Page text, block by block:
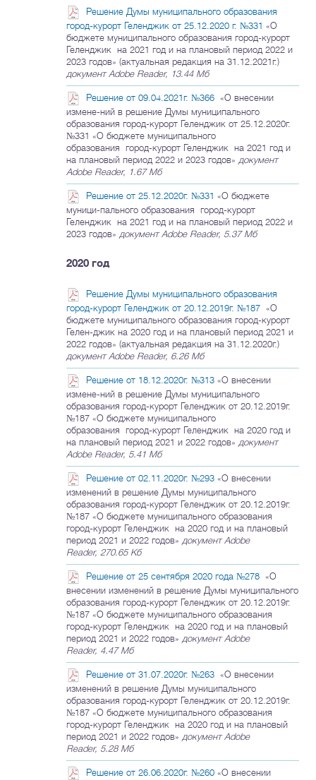
Решение Думы муниципального образования
город-курорт Геленджик от 25.12.2020 г. №331 «О
бюджете муниципального образования город-курорт
Геленджик на 2021 год и на плановый период 2022 и
2023 годов» (актуальная редакция на 31.12.2021г.)
документ Adobe Reader, 13.44 Мб
Решение от 09.04.2021г. №366 «О внесении
измене-ний в решение Думы муниципального
образования город-курорт Геленджик от 25.12.2020г.
№331 «О бюджете муниципального
образования город-курорт Геленджик на 2021 год и
на плановый период 2022 и 2023 годов» документ
Adobe Reader, 1.67 Мб
Решение от 25.12.2020г. №331 «О бюджете
муници-пального образования город-курорт
Геленджик на 2021 год и на плановый период 2022 и
2023 годов» документ Adobe Reader, 5.37 Мб
2020 год
Решение Думы муниципального образования
город-курорт Геленджик от 20.12.2019г. №187 «О
бюджете муниципального образования город-курорт
Гелен-джик на 2020 год и на плановый период 2021 и
2022 годов» (актуальная редакция на 31.12.2020г.)
документ Adobe Reader, 6.26 Мб
Решение от 18.12.2020г. №313 «О внесении
измене-ний в решение Думы муниципального
образования город-курорт Геленджик от 20.12.2019г.
№187 «О бюджете муниципального
образования город-курорт Геленджик на 2020 год и
на плановый период 2021 и 2022 годов» документ
Adobe Reader, 5.41 Мб
Решение от 02.11.2020г. №293 «О внесении
изменений в решение Думы муниципального
образования город-курорт Геленджик от 20.12.2019г.
№187 «О бюджете муниципального образования
город-курорт Геленджик на 2020 год и на плановый
период 2021 и 2022 годов» документ Adobe
Reader, 270.65 Кб
Решение от 25 сентября 2020 года №278 «О
внесении изменений в решение Думы муниципального
образования город-курорт Геленджик от 20.12.2019г.
№187 «О бюджете муниципального образования
город-курорт Геленджик на 2020 год и на плановый
период 2021 и 2022 годов» документ Adobe
Reader, 4.47 Мб
Решение от 31.07.2020г. №263 «О внесении
изменений в решение Думы муниципального
образования город-курорт Геленджик от 20.12.2019г.
№187 «О бюджете муниципального образования
город-курорт Геленджик на 2020 год и на плановый
период 2021 и 2022 годов» документ Adobe
Reader, 5.28 Мб
Решение от 26.06.2020г. №260 «О внесении